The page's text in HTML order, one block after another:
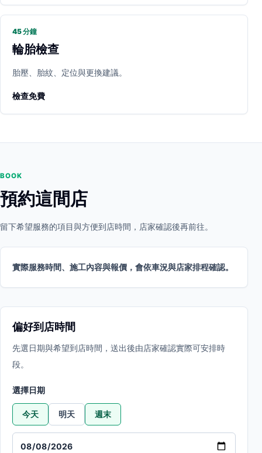
45 分鐘
輪胎檢查
胎壓、胎紋、定位與更換建議。
檢查免費
BOOK
預約這間店
留下希望服務的項目與方便到店時間，店家確認後再前往。
實際服務時間、施工內容與報價，會依車況與店家排程確認。
偏好到店時間
先選日期與希望到店時間，送出後由店家確認實際可安排時
段。
選擇日期
今天 明天 週末